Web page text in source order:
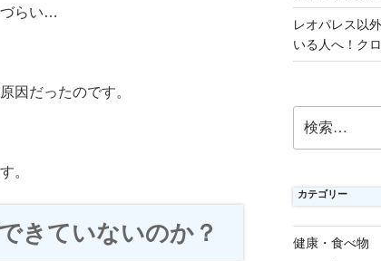
づらい…
因だったのです。
。
きていないのか？
レオパレス以
いる人へ！ク
索:
カテゴリー
健康・食べ物